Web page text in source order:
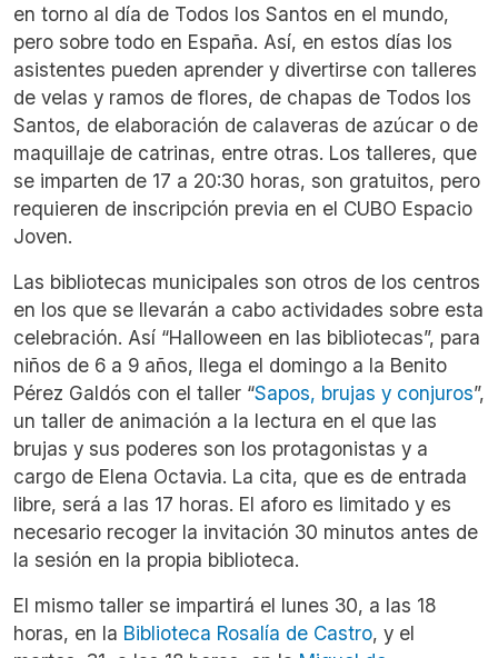
en torno al día de Todos los Santos en el mundo,
pero sobre todo en España. Así, en estos días los
asistentes pueden aprender y divertirse con talleres
de velas y ramos de flores, de chapas de Todos los
Santos, de elaboración de calaveras de azúcar o de
maquillaje de catrinas, entre otras. Los talleres, que
se imparten de 17 a 20:30 horas, son gratuitos, pero
requieren de inscripción previa en el CUBO Espacio
Joven.
Las bibliotecas municipales son otros de los centros
en los que se llevarán a cabo actividades sobre esta
celebración. Así “Halloween en las bibliotecas”, para
niños de 6 a 9 años, llega el domingo a la Benito
Pérez Galdós con el taller “Sapos, brujas y conjuros”,
un taller de animación a la lectura en el que las
brujas y sus poderes son los protagonistas y a
cargo de Elena Octavia. La cita, que es de entrada
libre, será a las 17 horas. El aforo es limitado y es
necesario recoger la invitación 30 minutos antes de
la sesión en la propia biblioteca.
El mismo taller se impartirá el lunes 30, a las 18
horas, en la Biblioteca Rosalía de Castro, y el